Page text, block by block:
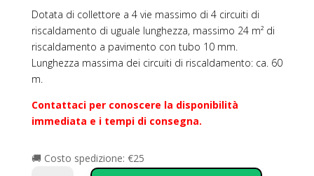
Dotata di collettore a 4 vie massimo di 4 circuiti di
riscaldamento di uguale lunghezza, massimo 24 m² di
riscaldamento a pavimento con tubo 10 mm.
Lunghezza massima dei circuiti di riscaldamento: ca. 60
m.
Contattaci per conoscere la disponibilità
immediata e i tempi di consegna.
🚚 Costo spedizione: €25